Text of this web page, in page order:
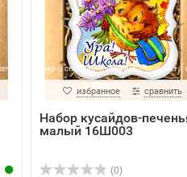
избранное сравнить
Набор кусайдов-
малый 16Ш003
(0)